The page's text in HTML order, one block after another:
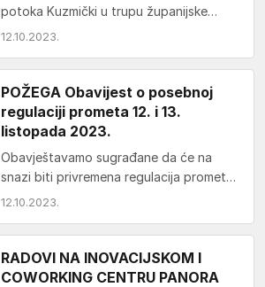
potoka Kuzmički u trupu županijske
ceste ŽC4116, u naselju Kuzmica privode
12.10.2023.
POŽEGA Obavijest o posebnoj
regulaciji prometa 12. i 13.
listopada 2023.
Obavještavamo sugrađane da će na
snazi biti privremena regulacija prometa
dana 12. i 13. listopada 2023. na dijelu
12.10.2023.
RADOVI NA INOVACIJSKOM I
COWORKING CENTRU PANORA